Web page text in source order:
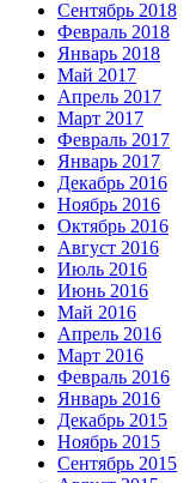
Сентябрь 2018
Февраль 2018
Январь 2018
Май 2017
Апрель 2017
Март 2017
Февраль 2017
Январь 2017
Декабрь 2016
Ноябрь 2016
Октябрь 2016
Август 2016
Июль 2016
Июнь 2016
Май 2016
Апрель 2016
Март 2016
Февраль 2016
Январь 2016
Декабрь 2015
Ноябрь 2015
Сентябрь 2015